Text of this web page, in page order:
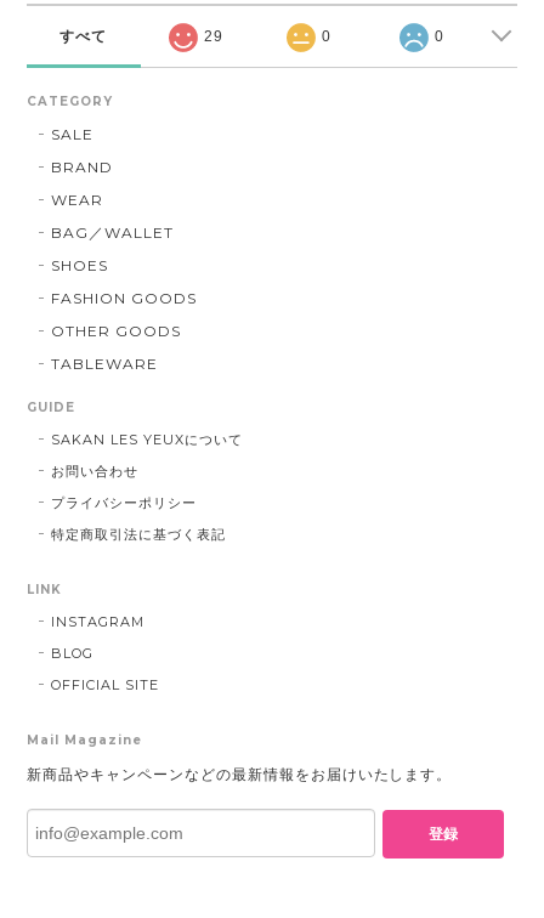
すべて 29 0 0
CATEGORY
SALE
BRAND
WEAR
BAG／WALLET
SHOES
FASHION GOODS
OTHER GOODS
TABLEWARE
GUIDE
SAKAN LES YEUXについて
お問い合わせ
プライバシーポリシー
特定商取引法に基づく表記
LINK
INSTAGRAM
BLOG
OFFICIAL SITE
Mail Magazine
新商品やキャンペーンなどの最新情報をお届けいたします。
登録